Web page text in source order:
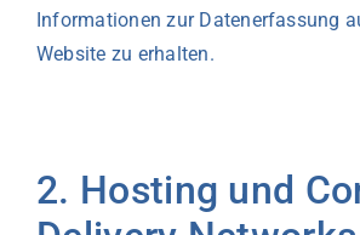
Informationen zur Datenerfassung
Website zu erhalten.
2. Hosting und